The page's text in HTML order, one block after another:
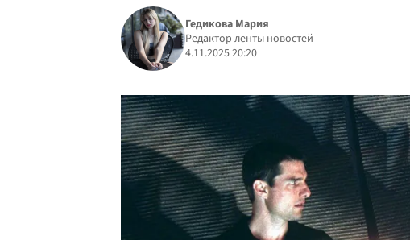
Гедикова Мария
Редактор ленты новостей
4.11.2025 20:20